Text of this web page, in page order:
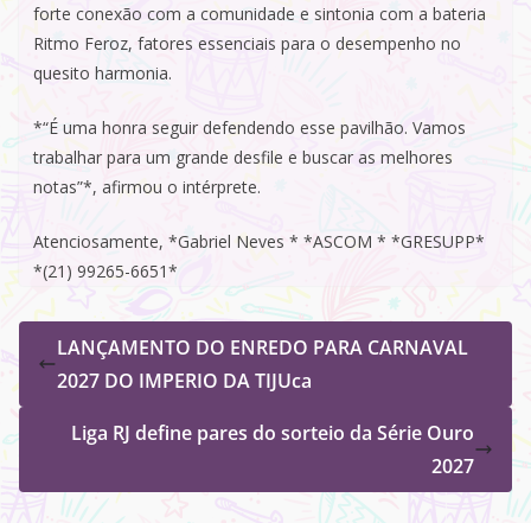
forte conexão com a comunidade e sintonia com a bateria
Ritmo Feroz, fatores essenciais para o desempenho no
quesito harmonia.
*“É uma honra seguir defendendo esse pavilhão. Vamos
trabalhar para um grande desfile e buscar as melhores
notas”*, afirmou o intérprete.
Atenciosamente, *Gabriel Neves * *ASCOM * *GRESUPP*
*(21) 99265-6651*
LANÇAMENTO DO ENREDO PARA CARNAVAL
2027 DO IMPERIO DA TIJUca
Liga RJ define pares do sorteio da Série Ouro
2027